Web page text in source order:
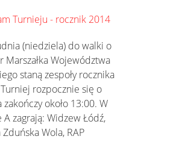
Turnieju - rocznik 2014
(niedziela) do walki o
Marszałka Województwa
staną zespoły rocznika
rozpocznie się o
zakończy około 13:00. W
A zagrają: Widzew Łódź,
Zduńska Wola, RAP